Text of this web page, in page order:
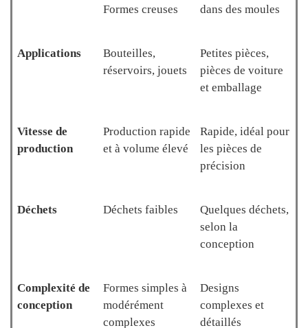
Formes creuses
dans des moules
Applications
Bouteilles,
réservoirs, jouets
Petites pièces,
pièces de voiture
et emballage
Vitesse de
production
Production rapide
et à volume élevé
Rapide, idéal pour
les pièces de
précision
Déchets Déchets faibles
Quelques déchets,
selon la
conception
Complexité de
conception
Formes simples à
modérément
complexes
Designs
complexes et
détaillés